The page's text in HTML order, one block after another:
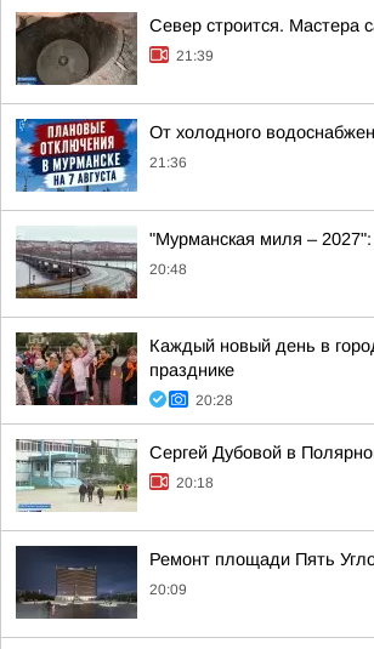
Север строится. Мастера
21:39
От холодного
21:36
"Мурманская миля –
20:48
Каждый новый день в
празднике
20:28
Сергей Дубовой в
20:18
Ремонт площади Пять
20:09